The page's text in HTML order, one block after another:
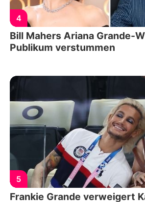
4
Bill Mahers Ariana Grande-
Publikum verstummen
5
Frankie Grande verweigert